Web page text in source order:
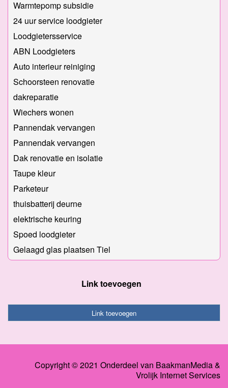
Warmtepomp subsidie
24 uur service loodgieter
Loodgietersservice
ABN Loodgieters
Auto interieur reiniging
Schoorsteen renovatie
dakreparatie
Wiechers wonen
Pannendak vervangen
Pannendak vervangen
Dak renovatie en isolatie
Taupe kleur
Parketeur
thuisbatterij deurne
elektrische keuring
Spoed loodgieter
Gelaagd glas plaatsen Tiel
Link toevoegen
Link toevoegen
Copyright © 2021 Onderdeel van BaakmanMedia&
Vrolijk Internet Services